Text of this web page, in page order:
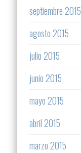
septiembre 2015
agosto 2015
julio 2015
junio 2015
mayo 2015
abril 2015
marzo 2015